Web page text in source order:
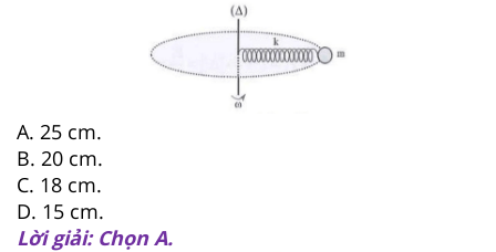
A. 25 cm.
B. 20 cm.
C. 18 cm.
D. 15 cm.
Lời giải: Chọn A.